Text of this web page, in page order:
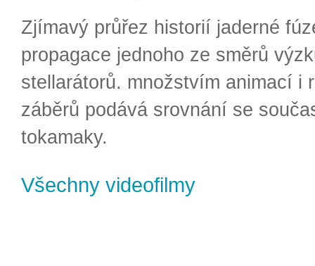
Zjímavý průřez historií jaderné
propagace jednoho ze směrů
stellarátorů. množstvím animací i
záběrů podává srovnání se
tokamaky.
Všechny videofilmy